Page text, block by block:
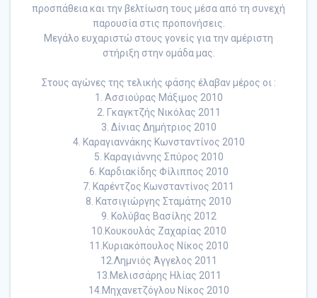
προσπάθεια και την βελτίωση τους μέσα από τη συνεχή
παρουσία στις προπονήσεις.
Μεγάλο ευχαριστώ στους γονείς για την αμέριστη
στήριξη στην ομάδα μας.
Στους αγώνες της τελικής φάσης έλαβαν μέρος οι :
1. Ασσιούρας Μάξιμος 2010
2. Γκαγκτζής Νικόλας 2011
3. Δίνιας Δημήτριος 2010
4. Καραγιαννάκης Κωνσταντίνος 2010
5. Καραγιάννης Σπύρος 2010
6. Καρδιακίδης Φίλιππος 2010
7. Καρέντζος Κωνσταντίνος 2011
8. Κατσιγιώργης Σταμάτης 2010
9. Κολύβας Βασίλης 2012
10.Κουκουλάς Ζαχαρίας 2010
11.Κυριακόπουλος Νίκος 2010
12.Λημνιός Άγγελος 2011
13.Μελισσάρης Ηλίας 2011
14.Μηχανετζόγλου Νίκος 2010